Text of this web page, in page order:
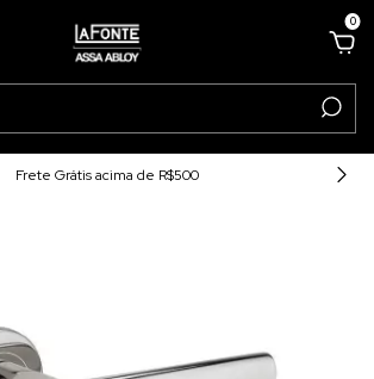
0
Frete Grátis acima de R$500